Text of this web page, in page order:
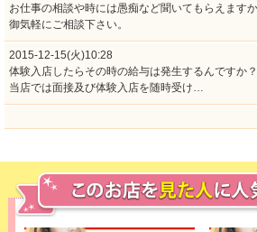
お仕事の相談や時には愚痴など聞いてもらえます
御気軽にご相談下さい。
2015-12-15(火)10:28
体験入店したらその時の給与は発生するんですか？
当店では面接及び体験入店を随時受け…